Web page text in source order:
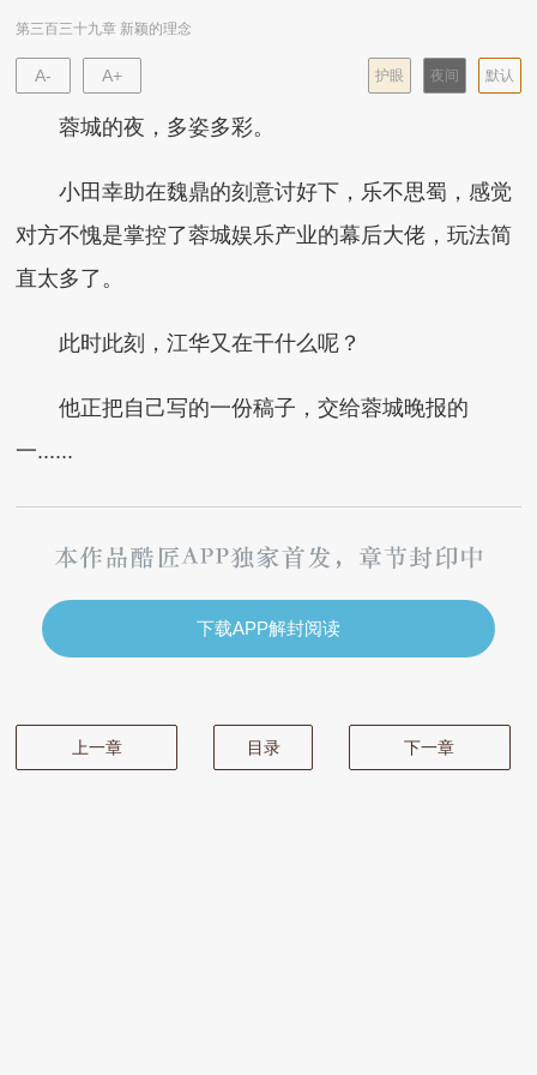
第三百三十九章 新颖的理念
A- A+ 默认
夜间
护眼
蓉城的夜，多姿多彩。
小田幸助在魏鼎的刻意讨好下，乐不思蜀，感觉
对方不愧是掌控了蓉城娱乐产业的幕后大佬，玩法简
直太多了。
此时此刻，江华又在干什么呢？
他正把自己写的一份稿子，交给蓉城晚报的
一......
下载APP解封阅读
上一章 目录 下一章